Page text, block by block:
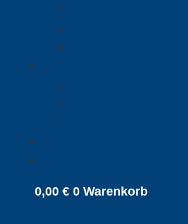
0,00 € 0 Warenkorb